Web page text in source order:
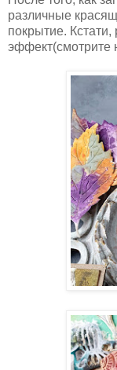
различные
покрытие.
эффект(смотрите